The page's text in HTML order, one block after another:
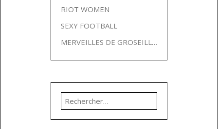
RIOT WOMEN
SEXY FOOTBALL
MERVEILLES DE GROSEILLES
Rechercher :